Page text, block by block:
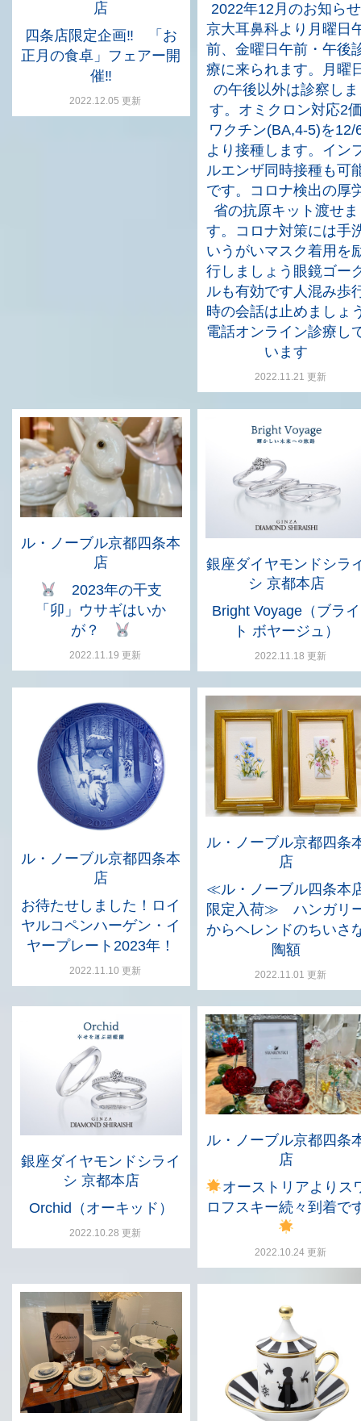
店
四条店限定企画‼ 「お
正月の食卓」フェアー開
催‼
2022.12.05 更新
2022年12月のお知らせ
京大耳鼻科より月曜日
前、金曜日午前・午後
療に来られます。月曜
の午後以外は診察しま
す。オミクロン対応2
ワクチン(BA,4-5)を12/
より接種します。イン
ルエンザ同時接種も可
です。コロナ検出の厚
省の抗原キット渡せま
す。コロナ対策には手
いうがいマスク着用を
行しましょう眼鏡ゴー
ルも有効です人混み歩
時の会話は止めましょ
電話オンライン診療し
います
2022.11.21 更新
ル・ノーブル京都四条本
店
2023年の干支
「卯」ウサギはいか
が？
2022.11.19 更新
銀座ダイヤモンドシラ
シ 京都本店
Bright Voyage（ブライ
ト ボヤージュ）
2022.11.18 更新
ル・ノーブル京都四条本
店
お待たせしました！ロイ
ヤルコペンハーゲン・イ
ヤープレート2023年！
2022.11.10 更新
ル・ノーブル京都四条
店
≪ル・ノーブル四条本
限定入荷≫ ハンガリ
からヘレンドのちいさ
陶額
2022.11.01 更新
銀座ダイヤモンドシライ
シ 京都本店
Orchid（オーキッド）
2022.10.28 更新
ル・ノーブル京都四条
店
オーストリアよりス
ロフスキー続々到着で
2022.10.24 更新